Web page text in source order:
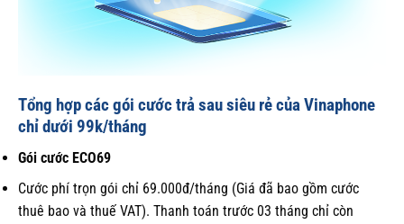
Tổng hợp các gói cước trả sau siêu rẻ của Vinaphone
chỉ dưới 99k/tháng
Gói cước ECO69
Cước phí trọn gói chỉ 69.000đ/tháng (Giá đã bao gồm cước
thuê bao và thuế VAT). Thanh toán trước 03 tháng chỉ còn